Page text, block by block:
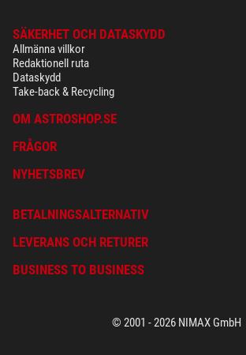
SÄKERHET OCH DATASKYDD
Allmänna villkor
Redaktionell ruta
Dataskydd
Take-back & Recycling
OM ASTROSHOP.SE
FRÅGOR
NYHETSBREV
BETALNINGSALTERNATIV
LEVERANS OCH RETURER
BUSINESS TO BUSINESS
© 2001 - 2026 NIMAX GmbH